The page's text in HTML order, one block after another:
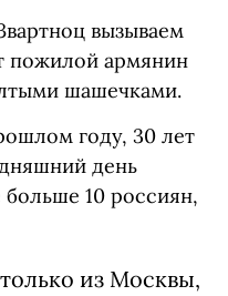
вызываем
пожилой армянин
шашечками.
году, 30 лет
день
10 россиян,
из Москвы,